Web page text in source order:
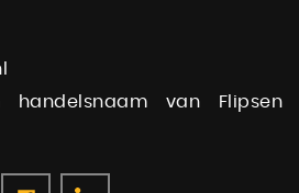
handelsnaam van Flipsen